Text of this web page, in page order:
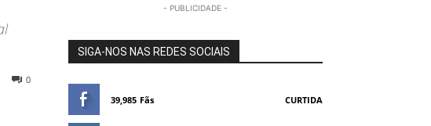
0
- PUBLICIDADE -
SIGA-NOS NAS REDES SOCIAIS
39,985 Fãs CURTIDA